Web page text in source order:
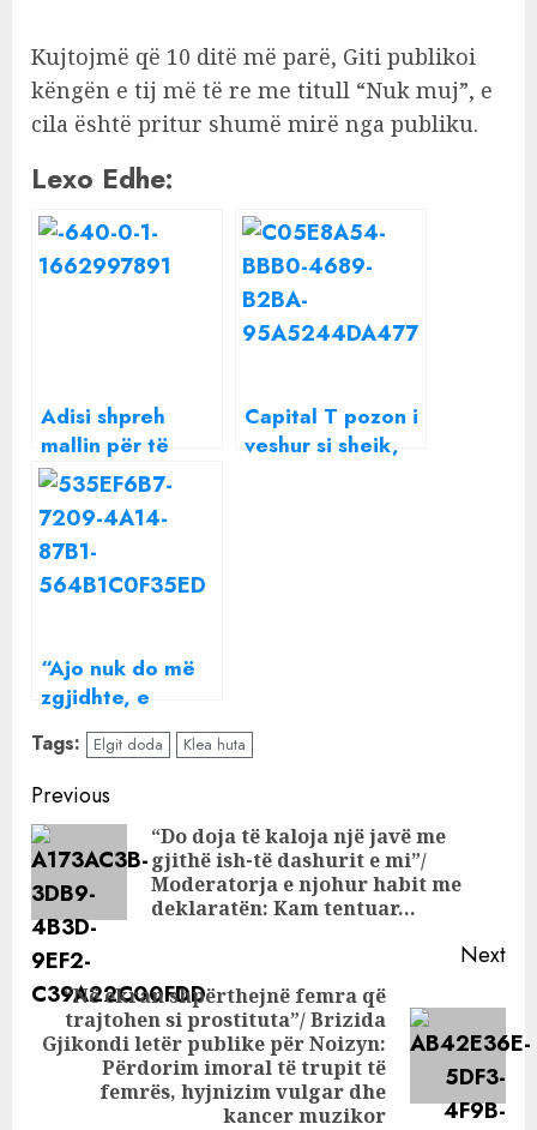
Kujtojmë që 10 ditë më parë, Giti publikoi
këngën e tij më të re me titull “Nuk muj”, e
cila është pritur shumë mirë nga publiku.
Lexo Edhe:
Adisi shpreh
mallin për të
birin, komenti i
Fifit merr të
gjithë vëmendjen
Capital T pozon i
veshur si sheik,
“Ajo nuk do më
zgjidhte, e
zgjodha unë”/
Elgit Doda rrëfen
historinë e
dashurisë me
Klea Hutën
Tags: Elgit doda Klea huta
Continue
Reading
Previous
“Do doja të kaloja një javë me
gjithë ish-të dashurit e mi”/
Moderatorja e njohur habit me
deklaratën: Kam tentuar…
Next
Next
“Në ekran shpërthejnë femra që
trajtohen si prostituta”/ Brizida
Gjikondi letër publike për Noizyn:
Përdorim imoral të trupit të
femrës, hyjnizim vulgar dhe
kancer muzikor